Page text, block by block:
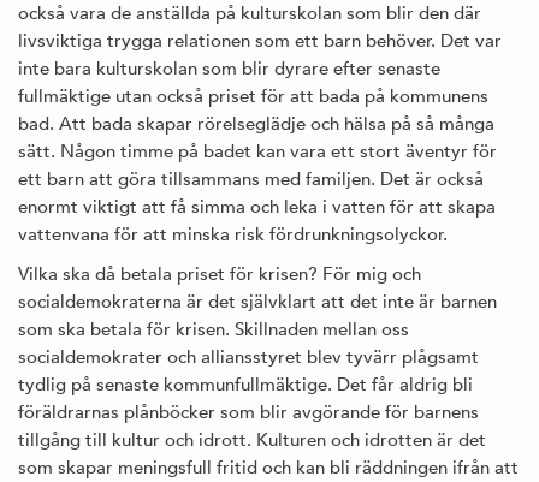
också vara de anställda på kulturskolan som blir den där
livsviktiga trygga relationen som ett barn behöver. Det var
inte bara kulturskolan som blir dyrare efter senaste
fullmäktige utan också priset för att bada på kommunens
bad. Att bada skapar rörelseglädje och hälsa på så många
sätt. Någon timme på badet kan vara ett stort äventyr för
ett barn att göra tillsammans med familjen. Det är också
enormt viktigt att få simma och leka i vatten för att skapa
vattenvana för att minska risk fördrunkningsolyckor.
Vilka ska då betala priset för krisen? För mig och
socialdemokraterna är det självklart att det inte är barnen
som ska betala för krisen. Skillnaden mellan oss
socialdemokrater och alliansstyret blev tyvärr plågsamt
tydlig på senaste kommunfullmäktige. Det får aldrig bli
föräldrarnas plånböcker som blir avgörande för barnens
tillgång till kultur och idrott. Kulturen och idrotten är det
som skapar meningsfull fritid och kan bli räddningen ifrån att